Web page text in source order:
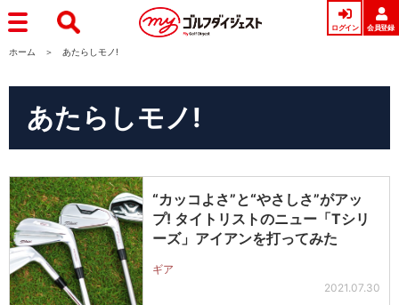
ログイン 会員登録
ホーム あたらしモノ!
あたらしモノ!
“カッコよさ”と“やさしさ”がアッ
プ! タイトリストのニュー「Tシリ
ーズ」アイアンを打ってみた
ギア
2021.07.30